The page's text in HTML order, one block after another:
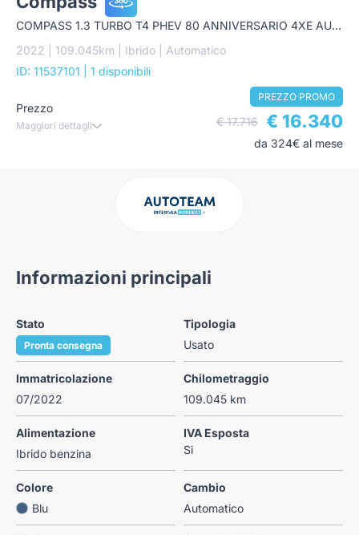
COMPASS 1.3 TURBO T4 PHEV 80 ANNIVERSARIO 4XE AUTO
2022 | 109.045km | Ibrido | Automatico
ID: 11537101
| 1 disponibili
Prezzo
Maggiori dettagli
PREZZO PROMO
€ 17.716 € 16.340
da 324€ al mese
Informazioni principali
Stato
Pronta consegna
Tipologia
Usato
Immatricolazione
07/2022
Chilometraggio
109.045 km
Alimentazione
Ibrido benzina
IVA Esposta
Si
Colore
Blu
Cambio
Automatico